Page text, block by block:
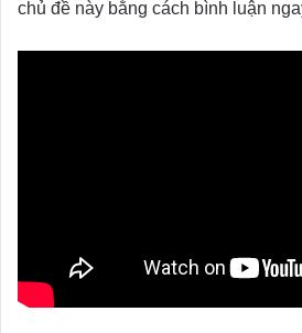
chủ đề này bằng cách bình luận